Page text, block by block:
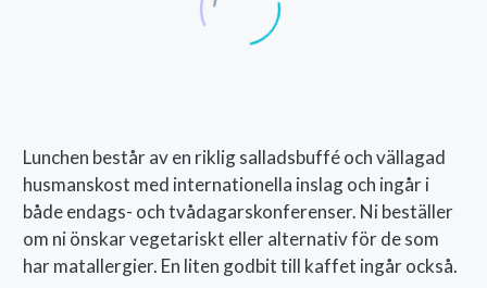
Lunchen består av en riklig salladsbuffé och vällagad
husmanskost med internationella inslag och ingår i
både endags- och tvådagarskonferenser. Ni beställer
om ni önskar vegetariskt eller alternativ för de som
har matallergier. En liten godbit till kaffet ingår också.